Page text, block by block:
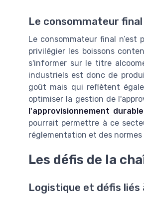
Le consommateur
Le consommateur final n’est
privilégier les boissons
s'informer sur le titre
industriels est donc de
goût mais qui reflètent
optimiser la gestion de
l'approvisionnement durable
pourrait permettre à ce
réglementation et des
Les défis de la
Logistique et défis liés